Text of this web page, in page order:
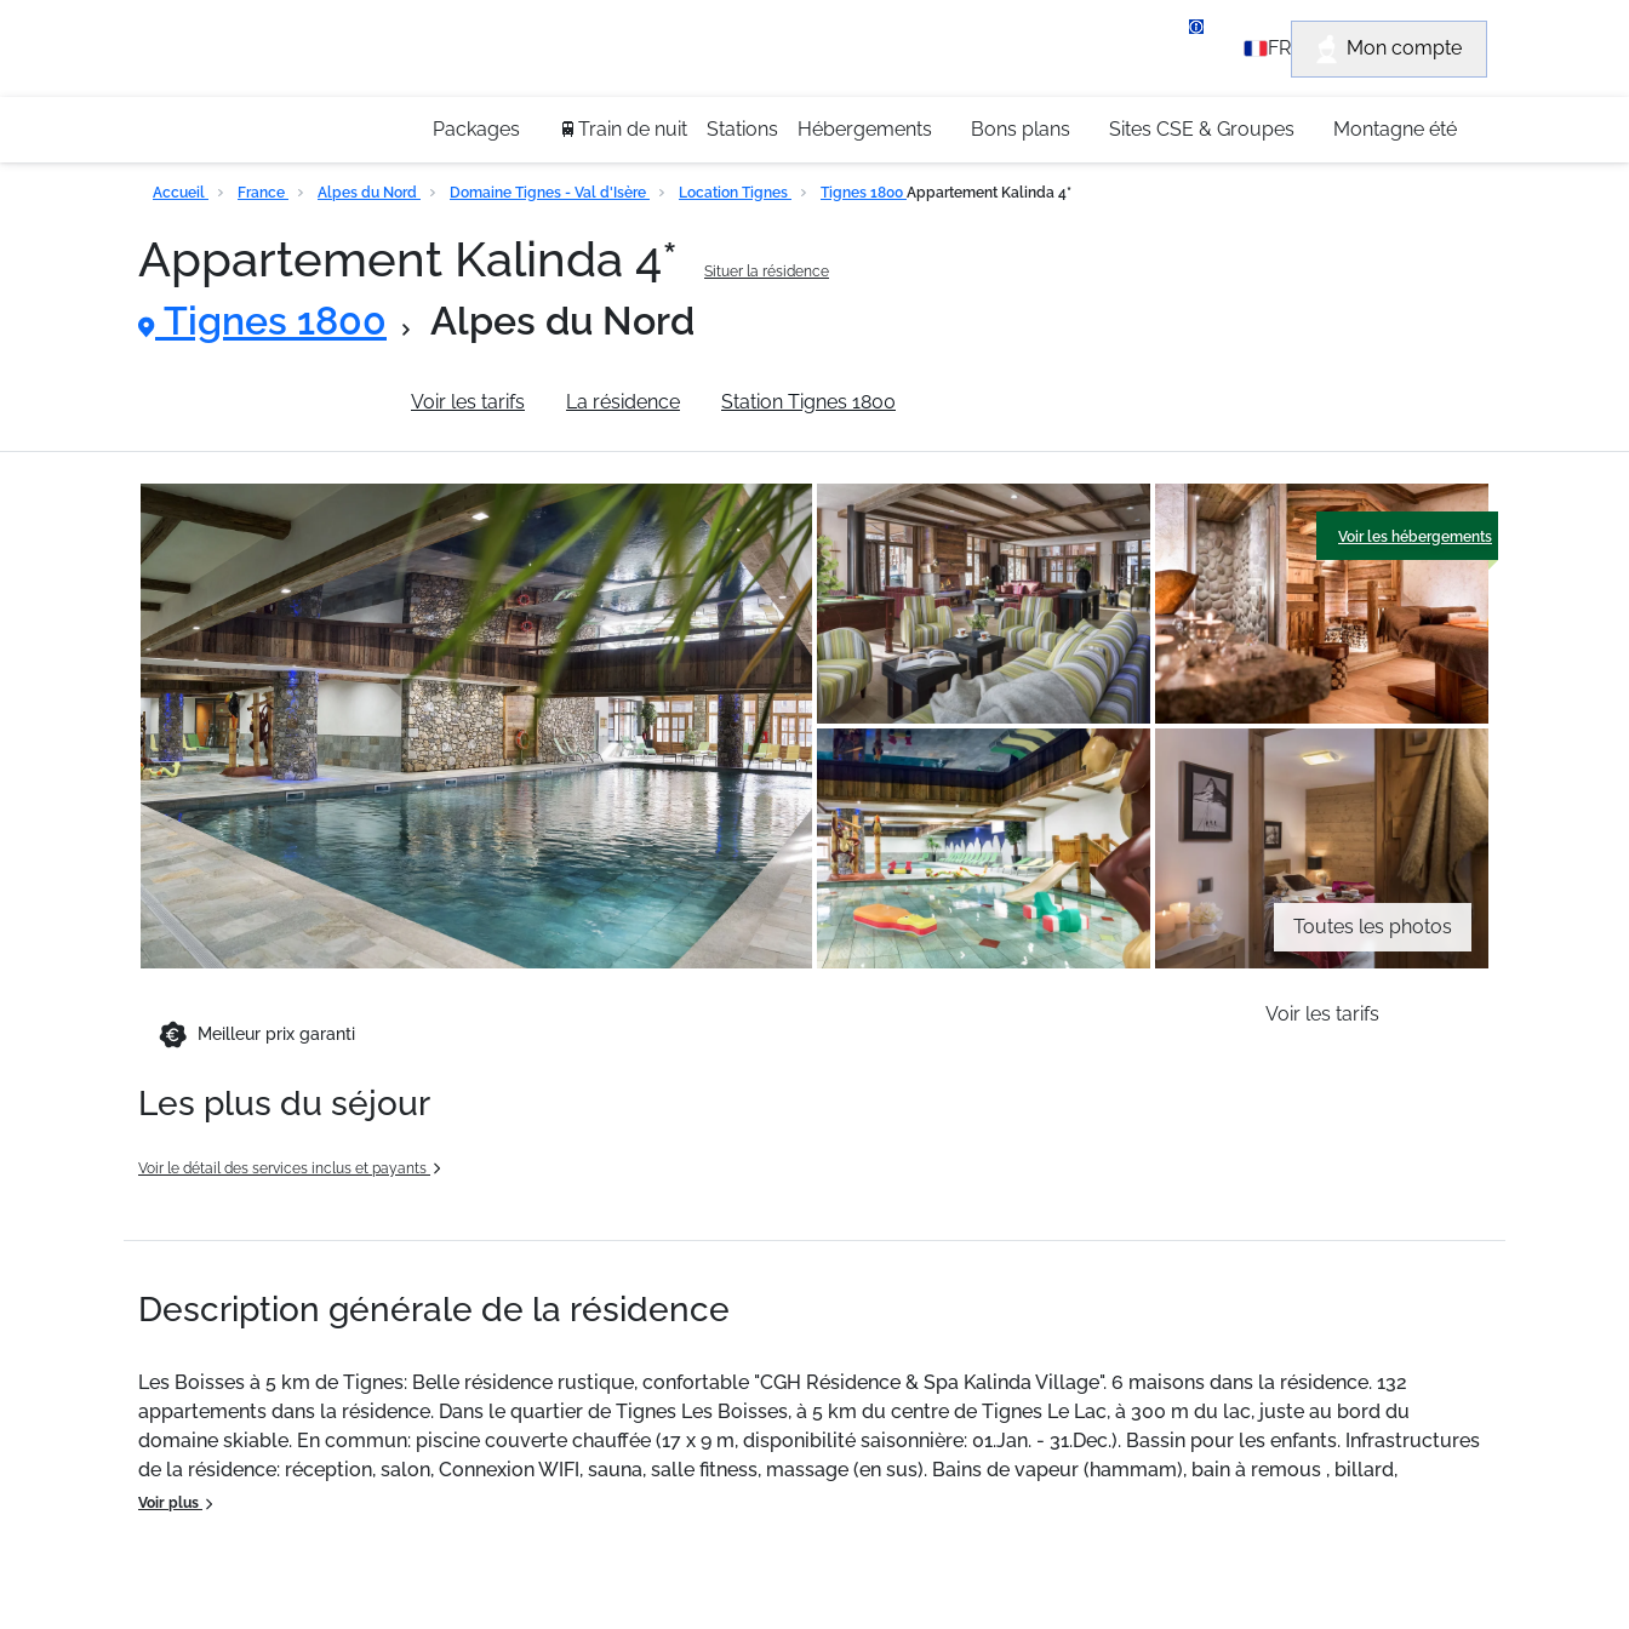
+33 (0)4 79 96 30 69
FR Mon compte
Packages 🚆Train de nuit Stations Hébergements Bons plans Sites CSE & Groupes Montagne été
Accueil France Alpes du Nord Domaine Tignes - Val d'Isère Location Tignes Tignes 1800 Appartement Kalinda 4*
Appartement Kalinda 4* Situer la résidence
Tignes 1800 Alpes du Nord
Voir les tarifs La résidence Station Tignes 1800
Toutes les photos
Voir les hébergements
Meilleur prix garanti
Voir les tarifs
Les plus du séjour
Voir le détail des services inclus et payants
Description générale de la résidence
Les Boisses à 5 km de Tignes: Belle résidence rustique, confortable "CGH Résidence & Spa Kalinda Village". 6 maisons dans la résidence. 132
appartements dans la résidence. Dans le quartier de Tignes Les Boisses, à 5 km du centre de Tignes Le Lac, à 300 m du lac, juste au bord du
domaine skiable. En commun: piscine couverte chauffée (17 x 9 m, disponibilité saisonnière: 01.Jan. - 31.Dec.). Bassin pour les enfants. Infrastructures
de la résidence: réception, salon, Connexion WIFI, sauna, salle fitness, massage (en sus). Bains de vapeur (hammam), bain à remous , billard,
ascenseur, local pour les skis, lave-linge, sèche-linge (en commun, en sus), appareil de séchage de chaussures à ski. Service boulangerie. Débarras
Voir plus